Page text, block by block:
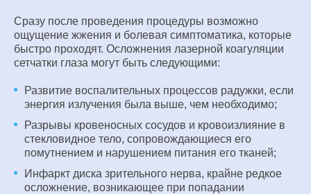
Сразу после проведения процедуры возможно
ощущение жжения и болевая симптоматика, которые
быстро проходят. Осложнения лазерной коагуляции
сетчатки глаза могут быть следующими:
Развитие воспалительных процессов радужки, если
энергия излучения была выше, чем необходимо;
Разрывы кровеносных сосудов и кровоизлияние в
стекловидное тело, сопровождающиеся его
помутнением и нарушением питания его тканей;
Инфаркт диска зрительного нерва, крайне редкое
осложнение, возникающее при попадании